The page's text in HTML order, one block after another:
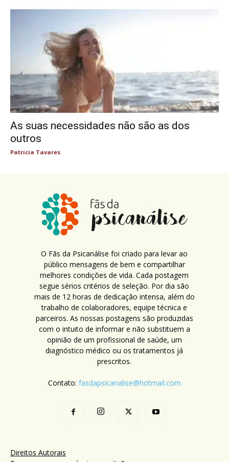
As suas necessidades não são as dos
outros
Patricia Tavares
O Fãs da Psicanálise foi criado para levar ao
público mensagens de bem e compartilhar
melhores condições de vida. Cada postagem
segue sérios critérios de seleção. Por dia são
mais de 12 horas de dedicação intensa, além do
trabalho de colaboradores, equipe técnica e
parceiros. As nossas postagens são produzidas
com o intuito de informar e não substituem a
opinião de um profissional de saúde, um
diagnóstico médico ou os tratamentos já
prescritos.
Contato: fasdapsicanalise@hotmail.com
Direitos Autorais